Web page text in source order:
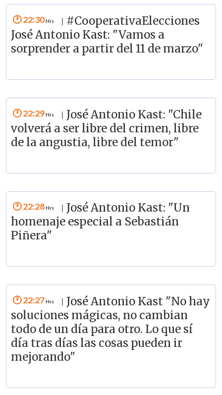
22:30
#CooperativaElecciones
José Antonio Kast: "Vamos a
sorprender a partir del 11 de marzo"
22:29
José Antonio Kast: "Chile
volverá a ser libre del crimen, libre
de la angustia, libre del temor"
22:28
José Antonio Kast: "Un
homenaje especial a Sebastián
Piñera"
22:27
José Antonio Kast "No hay
soluciones mágicas, no cambian
todo de un día para otro. Lo que sí
día tras días las cosas pueden ir
mejorando"